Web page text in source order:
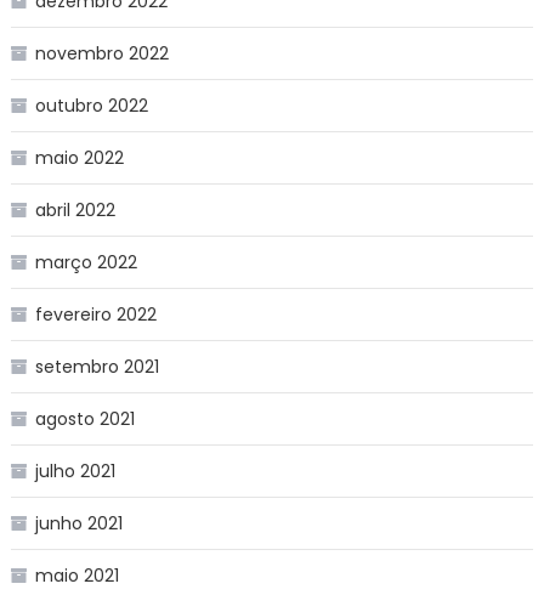
novembro 2022
outubro 2022
maio 2022
abril 2022
março 2022
fevereiro 2022
setembro 2021
agosto 2021
julho 2021
junho 2021
maio 2021